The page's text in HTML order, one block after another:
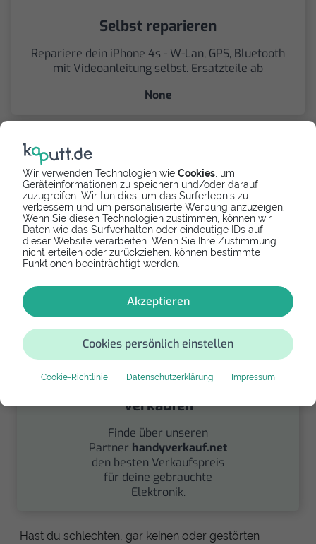
Wir verwenden Technologien wie Cookies , um
Geräteinformationen zu speichern und/oder darauf
zuzugreifen. Wir tun dies, um das Surferlebnis zu
verbessern und um personalisierte Werbung anzuzeigen.
Wenn Sie diesen Technologien zustimmen, können wir
Daten wie das Surfverhalten oder eindeutige IDs auf
dieser Website verarbeiten. Wenn Sie Ihre Zustimmung
nicht erteilen oder zurückziehen, können bestimmte
Funktionen beeinträchtigt werden.
Akzeptieren
Cookies persönlich einstellen
Cookie-Richtlinie Datenschutzerklärung Impressum
Selbst reparieren
Repariere dein iPhone 4s - W-Lan, GPS, Bluetooth
mit Videoanleitung selbst. Ersatzteile ab
None
Spenden
Spende Dein Gerät über
handysfuerdieumwelt.de
Verkaufen
Finde über unseren
Partner handyverkauf.net
den besten Verkaufspreis
für deine gebrauchte
Elektronik.
Hast du schlechten, gar keinen oder gestörten